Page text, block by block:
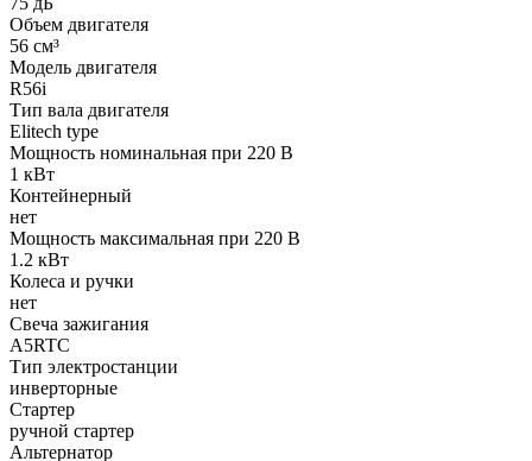
Объем двигателя
56 см³
Модель двигателя
R56i
Тип вала двигателя
Elitech type
Мощность номинальная при 220 В
1 кВт
Контейнерный
нет
Мощность максимальная при 220 В
1.2 кВт
Колеса и ручки
нет
Свеча зажигания
A5RTC
Тип электростанции
инверторные
Стартер
ручной стартер
Альтернатор